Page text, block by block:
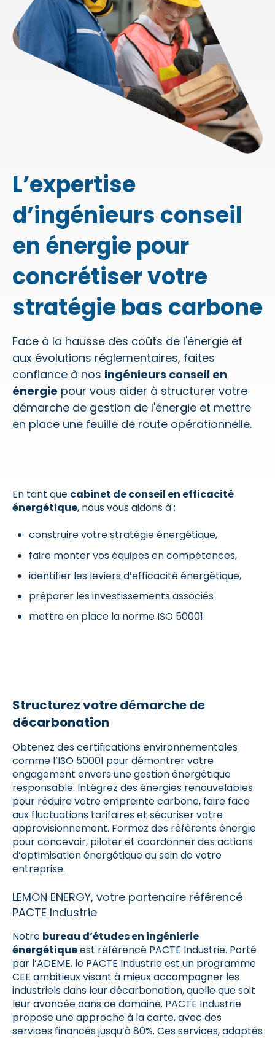
L’expertise
d’ingénieurs conseil
en énergie pour
concrétiser votre
stratégie bas carbone
Face à la hausse des coûts de l'énergie et
aux évolutions réglementaires, faites
confiance à nos ingénieurs conseil en
énergie pour vous aider à structurer votre
démarche de gestion de l'énergie et mettre
en place une feuille de route opérationnelle.
En tant que cabinet de conseil en efficacité
énergétique, nous vous aidons à :
construire votre stratégie énergétique,
faire monter vos équipes en compétences,
identifier les leviers d’efficacité énergétique,
préparer les investissements associés
mettre en place la norme ISO 50001.
Structurez votre démarche de
décarbonation
Obtenez des certifications environnementales
comme l’ISO 50001 pour démontrer votre
engagement envers une gestion énergétique
responsable. Intégrez des énergies renouvelables
pour réduire votre empreinte carbone, faire face
aux fluctuations tarifaires et sécuriser votre
approvisionnement. Formez des référents énergie
pour concevoir, piloter et coordonner des actions
d’optimisation énergétique au sein de votre
entreprise.
LEMON ENERGY, votre partenaire référencé
PACTE Industrie
Notre bureau d’études en ingénierie
énergétiqueest référencé PACTE Industrie. Porté
par l’ADEME, le PACTE Industrie est un programme
CEE ambitieux visant à mieux accompagner les
industriels dans leur décarbonation, quelle que soit
leur avancée dans ce domaine. PACTE Industrie
propose une approche à la carte, avec des
services financés jusqu’à 80%. Ces services, adaptés